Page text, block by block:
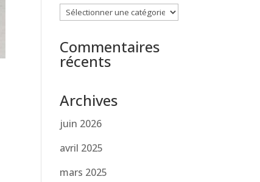
Catégories
Commentaires
récents
Archives
juin 2026
avril 2025
mars 2025